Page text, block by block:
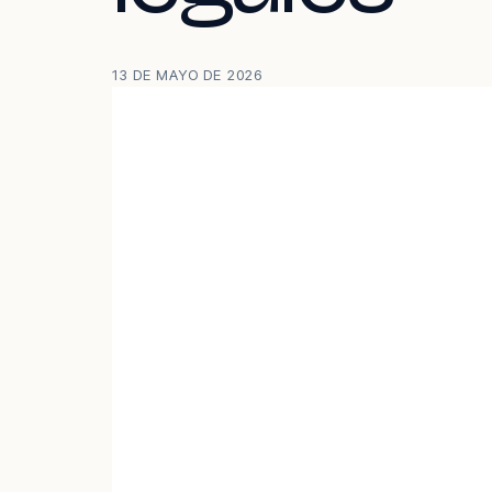
13 DE MAYO DE 2026